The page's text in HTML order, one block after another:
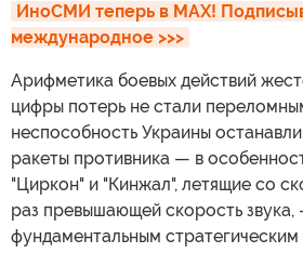
ИноСМИ теперь в MAX!
международное >>>
Арифметика боевых действий
цифры потерь не стали
неспособность Украины
ракеты противника — в
"Циркон" и "Кинжал", летящие со
раз превышающей скорость звука,
фундаментальным